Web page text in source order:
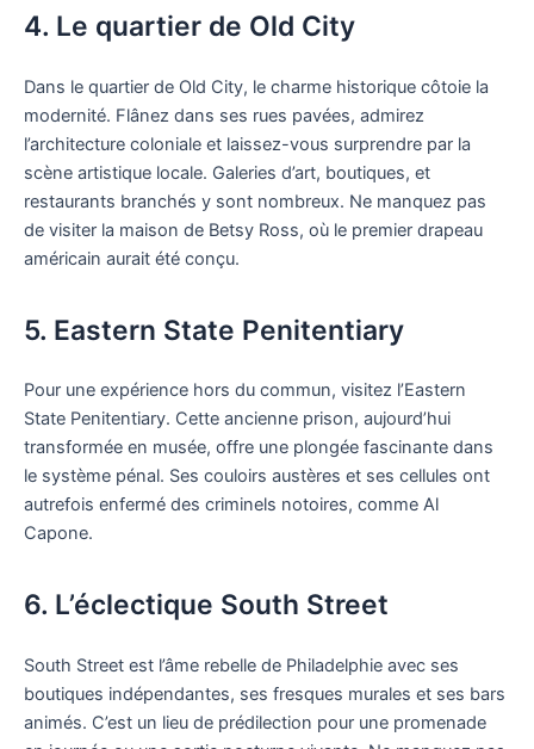
4. Le quartier de Old City
Dans le quartier de Old City, le charme historique côtoie la
modernité. Flânez dans ses rues pavées, admirez
l’architecture coloniale et laissez-vous surprendre par la
scène artistique locale. Galeries d’art, boutiques, et
restaurants branchés y sont nombreux. Ne manquez pas
de visiter la maison de Betsy Ross, où le premier drapeau
américain aurait été conçu.
5. Eastern State Penitentiary
Pour une expérience hors du commun, visitez l’Eastern
State Penitentiary. Cette ancienne prison, aujourd’hui
transformée en musée, offre une plongée fascinante dans
le système pénal. Ses couloirs austères et ses cellules ont
autrefois enfermé des criminels notoires, comme Al
Capone.
6. L’éclectique South Street
South Street est l’âme rebelle de Philadelphie avec ses
boutiques indépendantes, ses fresques murales et ses bars
animés. C’est un lieu de prédilection pour une promenade